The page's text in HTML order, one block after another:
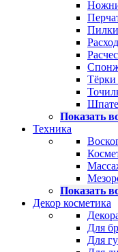
Показать
Техника
Показать
Декор косметика
Для
Для